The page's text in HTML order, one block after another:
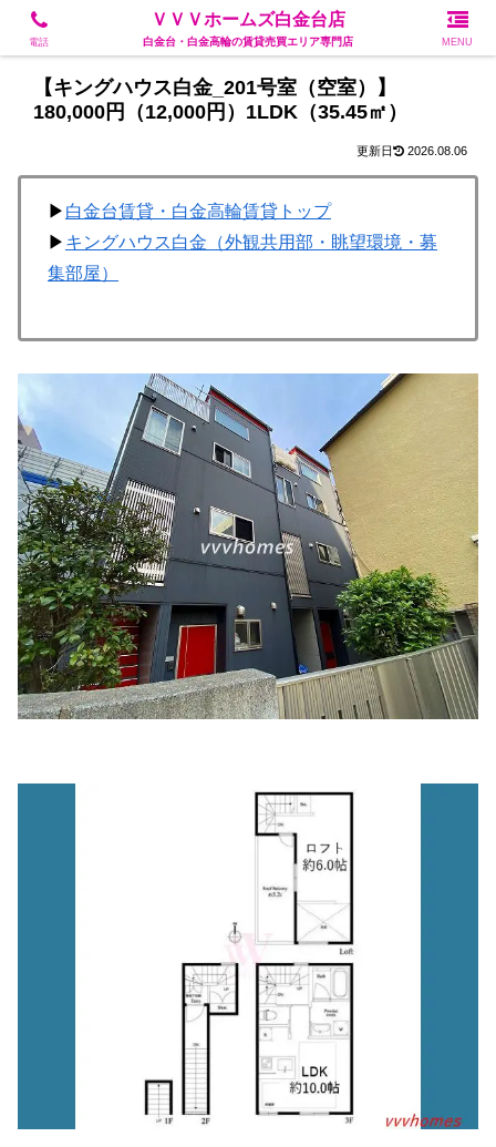
【キングハウス白金_201号室（空室）】
180,000円（12,000円）1LDK（35.45㎡）
2026.08.06
▶ 白金台賃貸・白金高輪賃貸トップ
▶ キングハウス白金（外観共用部・眺望環境・募
集部屋）
電話
ＶＶＶホームズ白金台店
白金台・白金高輪の賃貸売買エリア専門店 MENU